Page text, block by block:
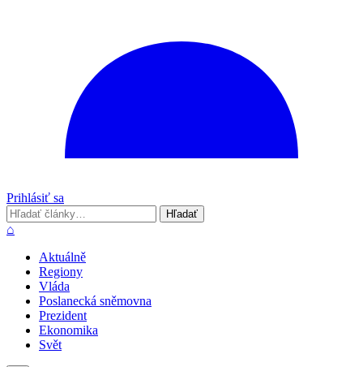
Prihlásiť sa
Hľadať
Hľadať
⌂
Aktuálně
Regiony
Vláda
Poslanecká sněmovna
Prezident
Ekonomika
Svět